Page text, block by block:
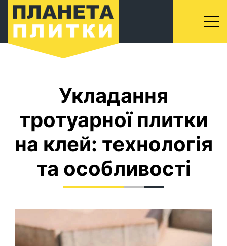
Укладання
тротуарної плитки
на клей: технологія
та особливості